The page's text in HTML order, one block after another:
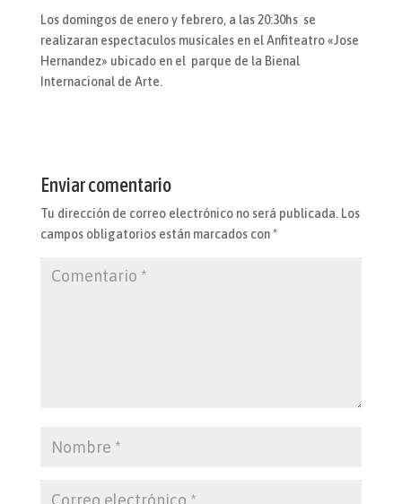
Los domingos de enero y febrero, a las 20:30hs se
realizaran espectaculos musicales en el Anfiteatro «Jose
Hernandez» ubicado en el parque de la Bienal
Internacional de Arte.
Enviar comentario
Tu dirección de correo electrónico no será publicada. Los
campos obligatorios están marcados con*